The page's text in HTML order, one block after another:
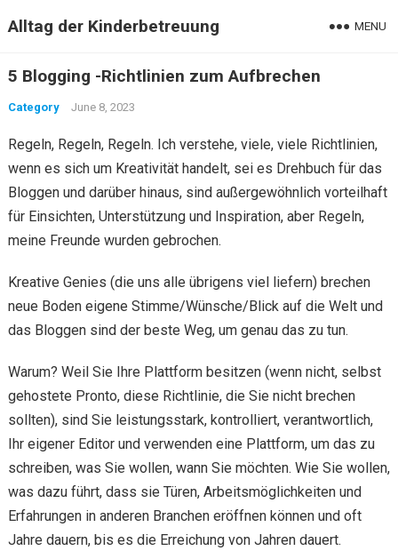
Alltag der Kinderbetreuung MENU
5 Blogging -Richtlinien zum Aufbrechen
Category June 8, 2023
Regeln, Regeln, Regeln. Ich verstehe, viele, viele Richtlinien,
wenn es sich um Kreativität handelt, sei es Drehbuch für das
Bloggen und darüber hinaus, sind außergewöhnlich vorteilhaft
für Einsichten, Unterstützung und Inspiration, aber Regeln,
meine Freunde wurden gebrochen.
Kreative Genies (die uns alle übrigens viel liefern) brechen
neue Boden eigene Stimme/Wünsche/Blick auf die Welt und
das Bloggen sind der beste Weg, um genau das zu tun.
Warum? Weil Sie Ihre Plattform besitzen (wenn nicht, selbst
gehostete Pronto, diese Richtlinie, die Sie nicht brechen
sollten), sind Sie leistungsstark, kontrolliert, verantwortlich,
Ihr eigener Editor und verwenden eine Plattform, um das zu
schreiben, was Sie wollen, wann Sie möchten. Wie Sie wollen,
was dazu führt, dass sie Türen, Arbeitsmöglichkeiten und
Erfahrungen in anderen Branchen eröffnen können und oft
Jahre dauern, bis es die Erreichung von Jahren dauert.